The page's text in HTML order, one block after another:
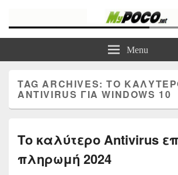
Τα καλύτερα Reviews , Συγκρίσεις , VPN ,
Menu
TAG ARCHIVES:ΤΟ
ANTIVIRUS ΓΙΑ WINDOWS 10
Το καλύτερο Antivirus
πληρωμή 2024